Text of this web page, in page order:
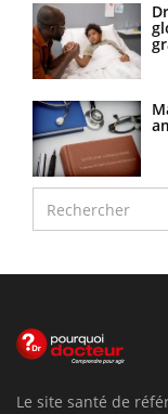
Le site santé de